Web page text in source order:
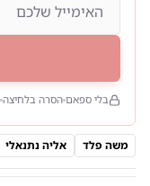
בלי ספאם הסרה בלחיצה
משה פלד אליה נתנאלי